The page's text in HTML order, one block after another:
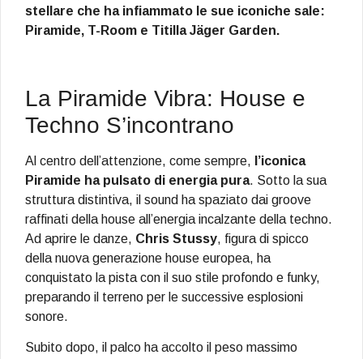
stellare che ha infiammato le sue iconiche sale:
Piramide, T-Room e Titilla Jäger Garden.
La Piramide Vibra: House e
Techno S’incontrano
Al centro dell’attenzione, come sempre, l’iconica
Piramide ha pulsato di energia pura. Sotto la sua
struttura distintiva, il sound ha spaziato dai groove
raffinati della house all’energia incalzante della techno.
Ad aprire le danze, Chris Stussy, figura di spicco
della nuova generazione house europea, ha
conquistato la pista con il suo stile profondo e funky,
preparando il terreno per le successive esplosioni
sonore.
Subito dopo, il palco ha accolto il peso massimo